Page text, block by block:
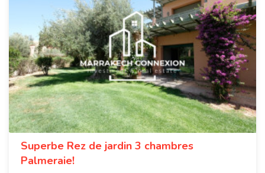
Superbe Rez de jardin 3 chambres
Palmeraie!